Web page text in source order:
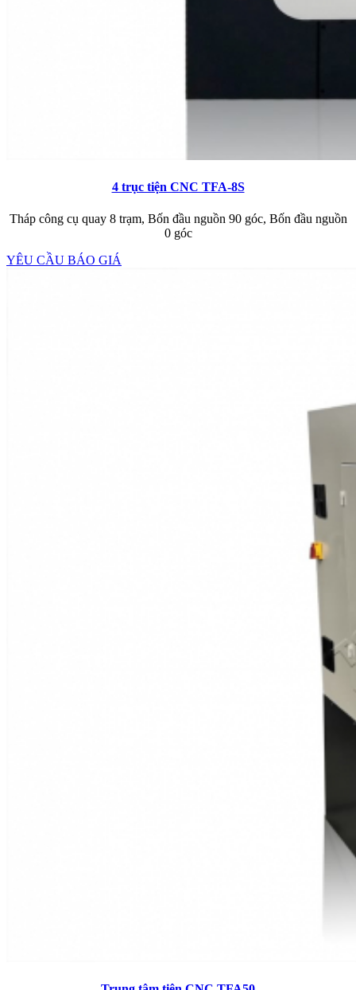
4 trục tiện CNC TFA-8S
Tháp công cụ quay 8 trạm, Bốn đầu nguồn 90 góc, Bốn đầu nguồn
0 góc
YÊU CẦU BÁO GIÁ